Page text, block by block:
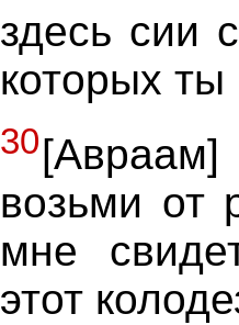
здесь сии
которых ты
30
возьми от
мне
этот